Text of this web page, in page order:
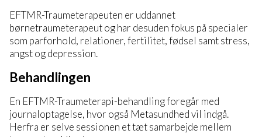
EFTMR-Traumeterapeuten er uddannet
børnetraumeterapeut og har desuden fokus på specialer
som parforhold, relationer, fertilitet, fødsel samt stress,
angst og depression.
Behandlingen
En EFTMR-Traumeterapi-behandling foregår med
journaloptagelse, hvor også Metasundhed vil indgå.
Herfra er selve sessionen et tæt samarbejde mellem